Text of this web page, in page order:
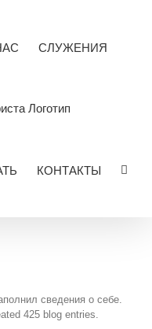
СЛУЖЕНИЯ
КОНТАКТЫ
сведения о себе.
425 blog entries.